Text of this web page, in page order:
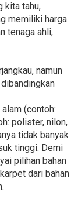
kita tahu,
memiliki harga
tenaga ahli,
namun
(contoh:
polister, nilon,
tidak banyak
tinggi. Demi
pilihan bahan
dari bahan